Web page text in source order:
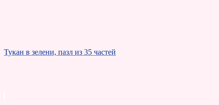
Тукан в зелени, пазл из 35 частей